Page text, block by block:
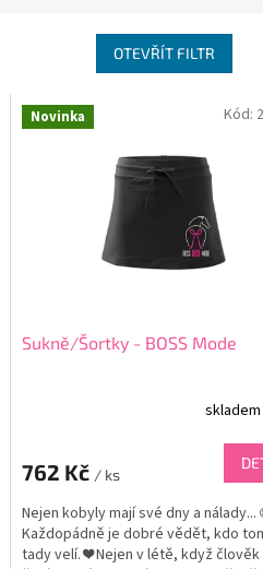
OTEVŘÍT FILTR
Novinka
Sukně/Šortky - BOSS Mode
skladem
762 Kč / ks
Nejen kobyly mají své dny a nálady...
Každopádně je dobré vědět, kdo
tady velí. ❤ Nejen v létě, když člověk
Kód: